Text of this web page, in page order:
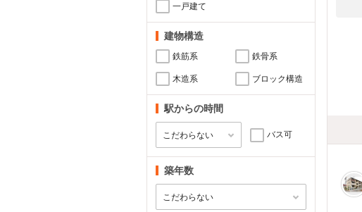
一戸建て
建物構造
鉄筋系 鉄骨系
木造系 ブロック構造
駅からの時間
バス可
築年数